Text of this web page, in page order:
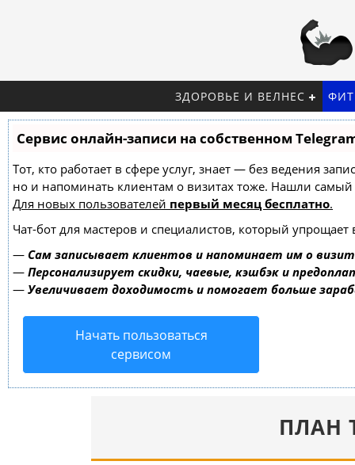
ЗДОРОВЬЕ И ВЕЛНЕС
Сервис онлайн-записи на собственном
Тот, кто работает в сфере услуг, знает — без ведения
но и напоминать клиентам о визитах тоже. Нашли
Для новых пользователей первый месяц бесплатно.
Чат-бот для мастеров и специалистов, который упрощает
— Сам записывает клиентов и напоминает им о
— Персонализирует скидки, чаевые, кэшбэк и
— Увеличивает доходимость и помогает больше
Начать пользоваться
сервисом
ПЛАН